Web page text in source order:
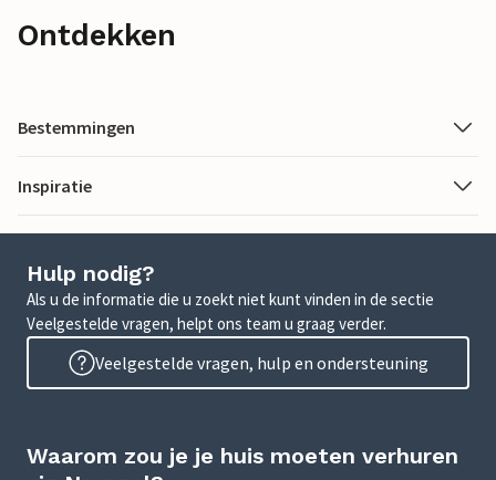
Ontdekken
Bestemmingen
Inspiratie
Hulp nodig?
Als u de informatie die u zoekt niet kunt vinden in de sectie
Veelgestelde vragen, helpt ons team u graag verder.
Veelgestelde vragen, hulp en ondersteuning
Waarom zou je je huis moeten verhuren